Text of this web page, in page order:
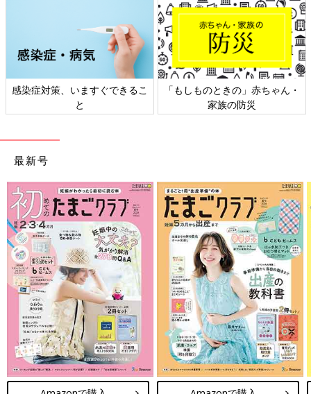
ものときの」赤ちゃん・
日本外来小児科学会リーフレッ
ト検討会
六星
最新号